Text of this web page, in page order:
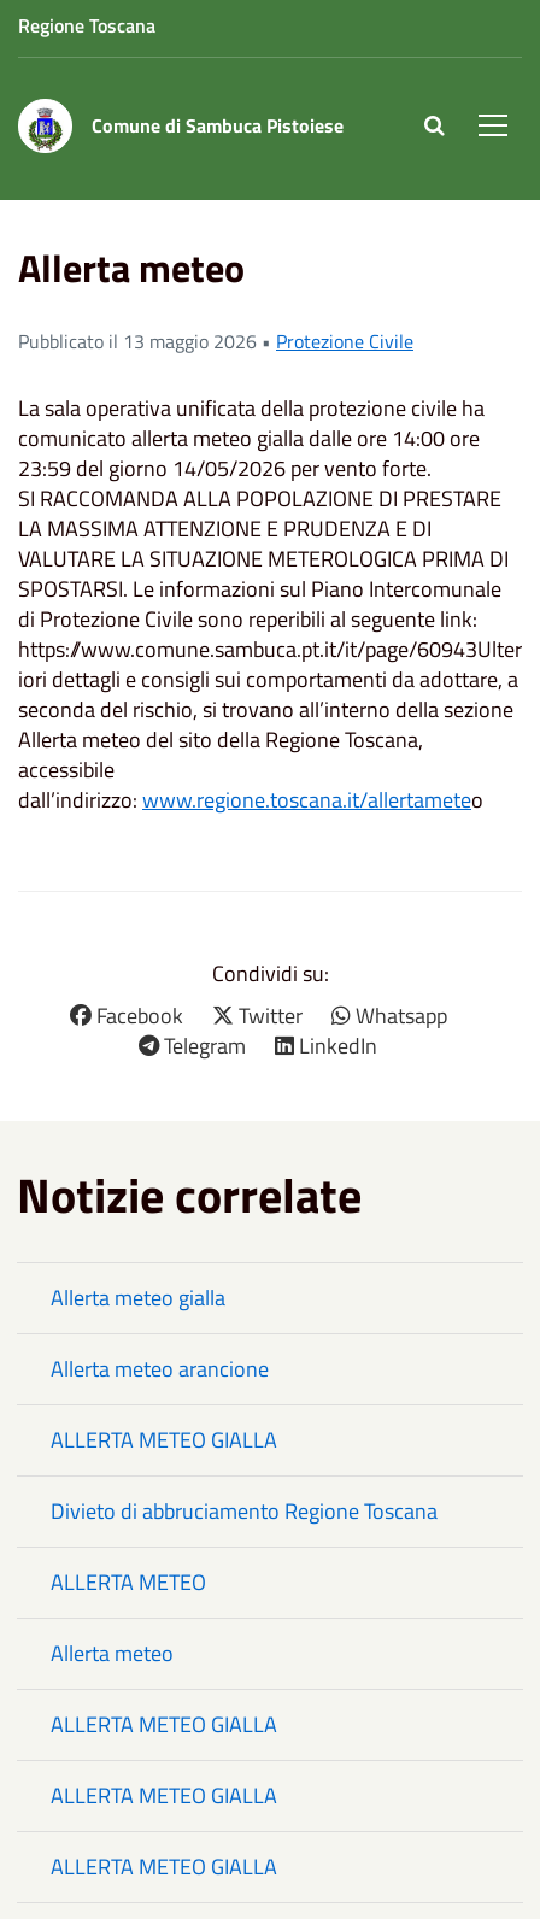
Regione Toscana
Comune di Sambuca Pistoiese site.searc
Allerta meteo
Pubblicato il 13 maggio 2026 • Protezione Civile
La sala operativa unificata della protezione civile ha
comunicato allerta meteo gialla dalle ore 14:00 ore
23:59 del giorno 14/05/2026 per vento forte.
SI RACCOMANDA ALLA POPOLAZIONE DI PRESTARE
LA MASSIMA ATTENZIONE E PRUDENZA E DI
VALUTARE LA SITUAZIONE METEROLOGICA PRIMA DI
SPOSTARSI. Le informazioni sul Piano Intercomunale
di Protezione Civile sono reperibili al seguente link:
https://www.comune.sambuca.pt.it/it/page/60943Ulter
iori dettagli e consigli sui comportamenti da adottare, a
seconda del rischio, si trovano all’interno della sezione
Allerta meteo del sito della Regione Toscana,
accessibile
dall’indirizzo:www.regione.toscana.it/allertameteo
Condividi su:
Facebook
Twitter
Whatsapp
Telegram
LinkedIn
Notizie correlate
Allerta meteo gialla
Allerta meteo arancione
ALLERTA METEO GIALLA
Divieto di abbruciamento Regione Toscana
ALLERTA METEO
Allerta meteo
ALLERTA METEO GIALLA
ALLERTA METEO GIALLA
ALLERTA METEO GIALLA